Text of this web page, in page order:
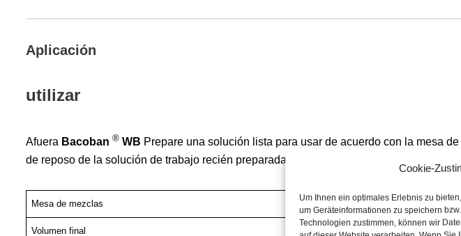
Cookie-
Um Ihnen ein optimales Erlebnis zu
um Geräteinformationen zu speichern
Technologien zustimmen, können wir
Aplicación
utilizar
Afuera Bacoban ® WB Prepare una solución lista para usar de acuerdo con la mesa
de reposo de la solución de trabajo recién preparada: 8 horas.
Mesa de mezclas
Volumen final 0,5 %